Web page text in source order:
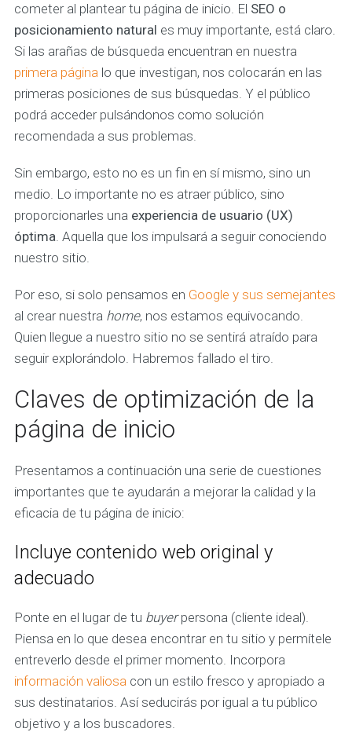
cometer al plantear tu página de inicio. El SEO o
posicionamiento natural es muy importante, está claro.
Si las arañas de búsqueda encuentran en nuestra
primera páginalo que investigan, nos colocarán en las
primeras posiciones de sus búsquedas. Y el público
podrá acceder pulsándonos como solución
recomendada a sus problemas.
Sin embargo, esto no es un fin en sí mismo, sino un
medio. Lo importante no es atraer público, sino
proporcionarles una experiencia de usuario (UX)
óptima. Aquella que los impulsará a seguir conociendo
nuestro sitio.
Por eso, si solo pensamos en Google y sus semejantes
al crear nuestra home, nos estamos equivocando.
Quien llegue a nuestro sitio no se sentirá atraído para
seguir explorándolo. Habremos fallado el tiro.
Claves de optimización de la
página de inicio
Presentamos a continuación una serie de cuestiones
importantes que te ayudarán a mejorar la calidad y la
eficacia de tu página de inicio:
Incluye contenido web original y
adecuado
Ponte en el lugar de tu buyerpersona (cliente ideal).
Piensa en lo que desea encontrar en tu sitio y permítele
entreverlo desde el primer momento. Incorpora
información valiosacon un estilo fresco y apropiado a
sus destinatarios. Así seducirás por igual a tu público
objetivo y a los buscadores.